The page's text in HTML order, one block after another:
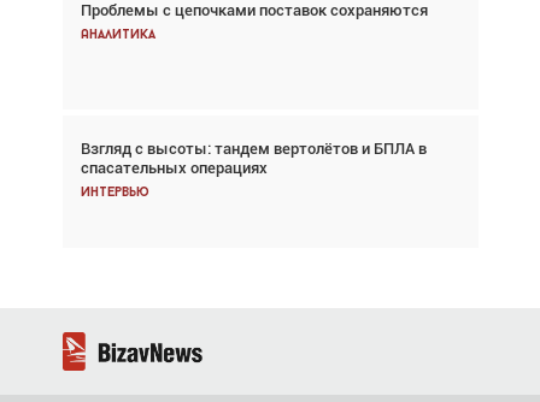
Проблемы с цепочками поставок сохраняются
Аналитика
Взгляд с высоты: тандем вертолётов и БПЛА в
спасательных операциях
Интервью
Впервые с 2024 года глобальный трафик
снижается три недели подряд
Частный самолёт – это актив. Подходите к
покупке соответствующим образом
Интервью